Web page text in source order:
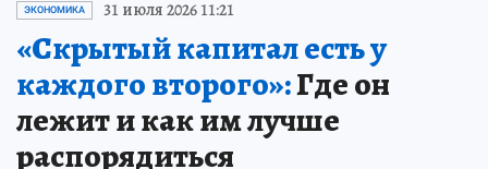
ЭКОНОМИКА 31 июля 2026 11:21
«Скрытый капитал есть у
каждого второго»:Где он
лежит и как им лучше
распорядиться